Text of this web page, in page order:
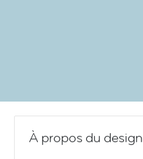
À propos du design